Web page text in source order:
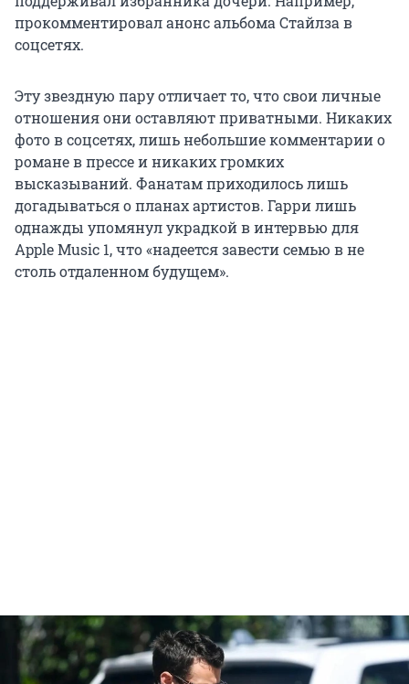
прокомментировал анонс альбома Стайлза в
соцсетях.
Эту звездную пару отличает то, что свои личные
отношения они оставляют приватными. Никаких
фото в соцсетях, лишь небольшие комментарии о
романе в прессе и никаких громких
высказываний. Фанатам приходилось лишь
догадываться о планах артистов. Гарри лишь
однажды упомянул украдкой в интервью для
Apple Music 1, что «надеется завести семью в не
столь отдаленном будущем».